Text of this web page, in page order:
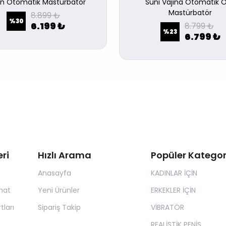
Otomatik Mastürbatör
%30 8.899 ₺
6.199 ₺
Suni Vajina Otomatik
Mastürbatör
%23 8.799 ₺
6.799 ₺
Hızlı Arama
Anasayfa
Yeni Ürünler
Sipariş Takip
Popüler
KADINLAR İÇİN
ERKEKLER İÇİN
VİBRATÖR